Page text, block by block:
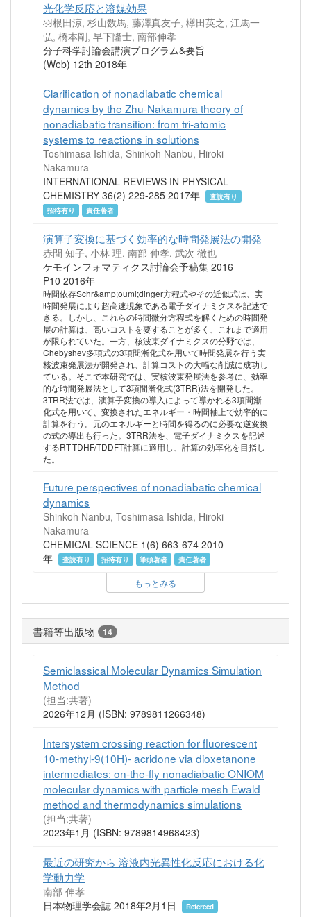
光化学反応と溶媒効果
羽根田涼, 杉山数馬, 藤澤真友子, 欅田英之, 江馬一
弘, 橋本剛, 早下隆士, 南部伸孝
分子科学討論会講演プログラム&要旨
(Web) 12th 2018年
Clarification of nonadiabatic chemical
dynamics by the Zhu-Nakamura theory of
nonadiabatic transition: from tri-atomic
systems to reactions in solutions
Toshimasa Ishida, Shinkoh Nanbu, Hiroki
Nakamura
INTERNATIONAL REVIEWS IN PHYSICAL
CHEMISTRY 36(2) 229-285 2017年
査読有り
招待有り
責任著者
演算子変換に基づく効率的な時間発展法の開発
赤間 知子, 小林 理, 南部 伸孝, 武次 徹也
ケモインフォマティクス討論会予稿集 2016
P10 2016年
時間依存Schr&amp;ouml;dinger方程式やその近似式は、実
時間発展により超高速現象である電子ダイナミクスを記述で
きる。しかし、これらの時間微分方程式を解くための時間発
展の計算は、高いコストを要することが多く、これまで適用
が限られていた。一方、核波束ダイナミクスの分野では、
Chebyshev多項式の3項間漸化式を用いて時間発展を行う実
核波束発展法が開発され、計算コストの大幅な削減に成功し
ている。そこで本研究では、実核波束発展法を参考に、効率
的な時間発展法として3項間漸化式(3TRR)法を開発した。
3TRR法では、演算子変換の導入によって導かれる3項間漸
化式を用いて、変換されたエネルギー・時間軸上で効率的に
計算を行う。元のエネルギーと時間を得るのに必要な逆変換
の式の導出も行った。3TRR法を、電子ダイナミクスを記述
するRT-TDHF/TDDFT計算に適用し、計算の効率化を目指し
た。
Future perspectives of nonadiabatic chemical
dynamics
Shinkoh Nanbu, Toshimasa Ishida, Hiroki
Nakamura
CHEMICAL SCIENCE 1(6) 663-674 2010
年
査読有り 招待有り 筆頭著者 責任著者
もっとみる
書籍等出版物 14
Semiclassical Molecular Dynamics Simulation
Method
(担当:共著)
2026年12月 (ISBN: 9789811266348)
Intersystem crossing reaction for fluorescent
10-methyl-9(10H)- acridone via dioxetanone
intermediates: on-the-fly nonadiabatic ONIOM
molecular dynamics with particle mesh Ewald
method and thermodynamics simulations
(担当:共著)
2023年1月 (ISBN: 9789814968423)
最近の研究から 溶液内光異性化反応における化
学動力学
南部 伸孝
日本物理学会誌 2018年2月1日
Refereed